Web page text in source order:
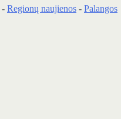
- Regionų naujienos - Palangos